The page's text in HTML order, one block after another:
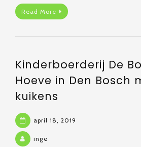
Read More
Kinderboerderij De
Hoeve in Den Bosch
kuikens
april 18, 2019
inge